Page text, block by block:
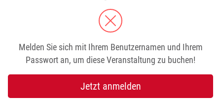
Melden Sie sich mit Ihrem Benutzernamen und Ihrem
Passwort an, um diese Veranstaltung zu buchen!
Jetzt anmelden